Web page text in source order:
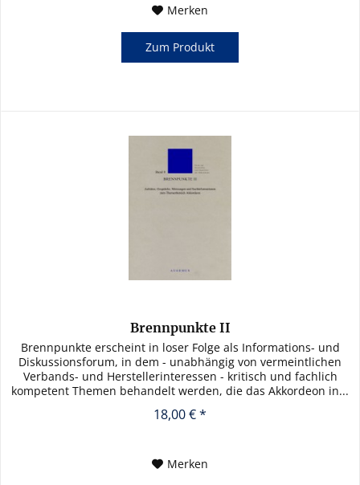
Merken
Zum Produkt
Brennpunkte II
Brennpunkte erscheint in loser Folge als Informations- und
Diskussionsforum, in dem - unabhängig von vermeintlichen
Verbands- und Herstellerinteressen - kritisch und fachlich
kompetent Themen behandelt werden, die das Akkordeon in...
18,00 € *
Merken